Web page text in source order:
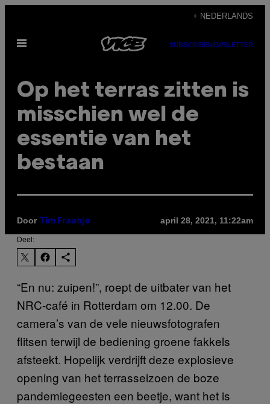
de
+ NEDERLANDS
Open
SUBSCRIBENEWSLETTER
Op het terras zitten is
misschien wel de
essentie van het
bestaan
Door Tim Fraanje april 28, 2021, 11:22am
Deel:
“En nu: zuipen!”, roept de uitbater van het
NRC-café in Rotterdam om 12.00. De
camera’s van de vele nieuwsfotografen
flitsen terwijl de bediening groene fakkels
afsteekt. Hopelijk verdrijft deze explosieve
opening van het terrasseizoen de boze
pandemiegeesten een beetje, want het is